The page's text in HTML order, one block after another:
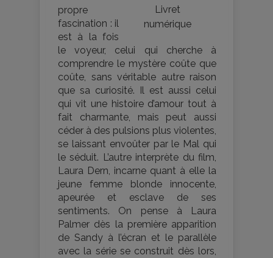
Livret
numérique
propre
fascination : il
est à la fois
le voyeur, celui qui cherche à
comprendre le mystère coûte que
coûte, sans véritable autre raison
que sa curiosité. Il est aussi celui
qui vit une histoire d’amour tout à
fait charmante, mais peut aussi
céder à des pulsions plus violentes,
se laissant envoûter par le Mal qui
le séduit. L’autre interprète du film,
Laura Dern, incarne quant à elle la
jeune femme blonde innocente,
apeurée et esclave de ses
sentiments. On pense à Laura
Palmer dès la première apparition
de Sandy à l’écran et le parallèle
avec la série se construit dès lors,